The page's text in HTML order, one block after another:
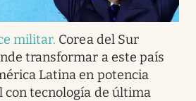
militar. Corea del Sur
transformar a este país
Latina en potencia
con tecnología de última